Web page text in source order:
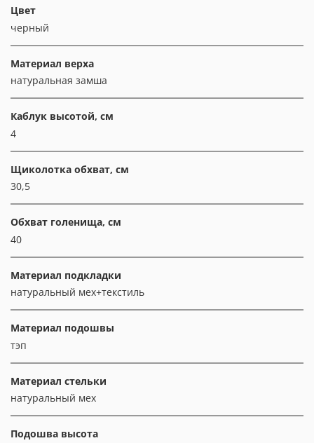
Цвет
черный
Материал верха
натуральная замша
Каблук высотой, см
4
Щиколотка обхват, см
30,5
Обхват голенища, см
40
Материал подкладки
натуральный мех+текстиль
Материал подошвы
тэп
Материал стельки
натуральный мех
Подошва высота